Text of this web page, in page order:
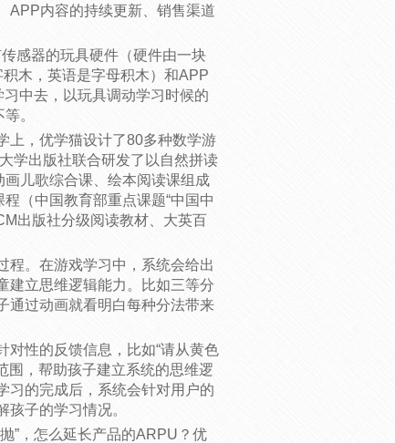
APP内容的持续更新、销售渠道
感器的玩具硬件（硬件由一块
木，英语是字母积木）和APP
中去，以玩具调动学习时候的
。
上，优学猫设计了80多种数学游
学出版社联合研发了以自然拼读
儿歌综合课、绘本阅读课组成
（中国教育部重点课题“中国中
出版社分级阅读教材、大英百
程。在游戏学习中，系统会给出
建立思维逻辑能力。比如三等分
通过动画就看明白每种分法带来
对性的反馈信息，比如“请从黄色
围，帮助孩子建立系统的思维逻
习的完成后，系统会针对用户的
子的学习情况。
”，怎么延长产品的ARPU？优